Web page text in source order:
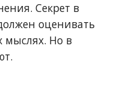
Секрет в
оценивать
мыслях. Но в